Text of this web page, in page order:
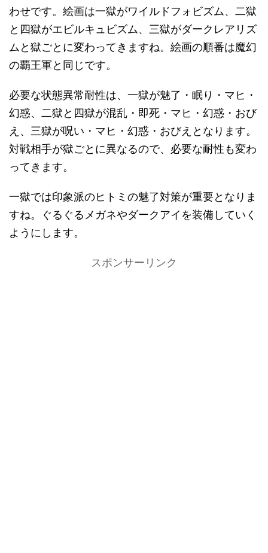
わせです。絵画は一獄がワイルドフォビズム、二獄
と四獄がエビルキュビズム、三獄がダークレアリズ
ムと獄ごとに変わってきますね。絵画の順番は魔幻
の覇王軍と同じです。
必要な状態異常耐性は、一獄が魅了・眠り・マヒ・
幻惑、二獄と四獄が混乱・即死・マヒ・幻惑・おび
え、三獄が呪い・マヒ・幻惑・おびえとなります。
対戦相手が獄ごとに異なるので、必要な耐性も変わ
ってきます。
一獄では印象派のヒトミの魅了対策が重要となりま
すね。ぐるぐるメガネやダークアイを装備していく
ようにします。
スポンサーリンク